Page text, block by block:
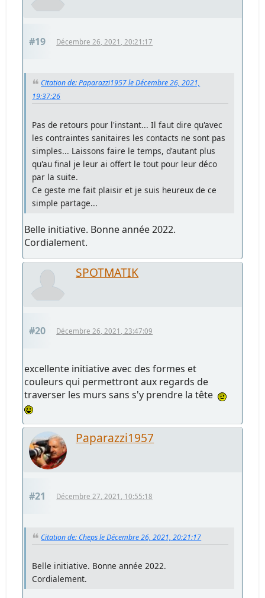
#19 Décembre 26, 2021, 20:21:17
Citation de: Paparazzi1957 le Décembre 26, 2021,
19:37:26
Pas de retours pour l'instant... Il faut dire qu'avec
les contraintes sanitaires les contacts ne sont pas
simples... Laissons faire le temps, d'autant plus
qu'au final je leur ai offert le tout pour leur déco
par la suite.
Ce geste me fait plaisir et je suis heureux de ce
simple partage...
Belle initiative. Bonne année 2022.
Cordialement.
SPOTMATIK
#20 Décembre 26, 2021, 23:47:09
excellente initiative avec des formes et
couleurs qui permettront aux regards de
traverser les murs sans s'y prendre la tête
Paparazzi1957
#21 Décembre 27, 2021, 10:55:18
Citation de: Cheps le Décembre 26, 2021, 20:21:17
Belle initiative. Bonne année 2022.
Cordialement.